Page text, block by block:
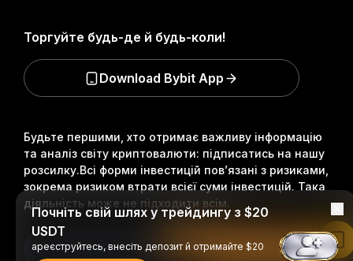
Будьте першими, хто отримає важливу інформацію
та аналіз світу криптовалюти: підписатись на нашу
розсилку.Всі форми інвестицій пов’язані з ризиками,
зокрема ризиком втрати всієї суми інвестицій. Така
діяльність може не підходити всім.
Підписатися
Торгуйте будь-де й будь-коли!
Download Bybit App
Почніть свій шлях у трейдингу з $20
USDT
ареєструйтесь, внесіть депозит й отримайте $20
Читати в застосунку Bybit